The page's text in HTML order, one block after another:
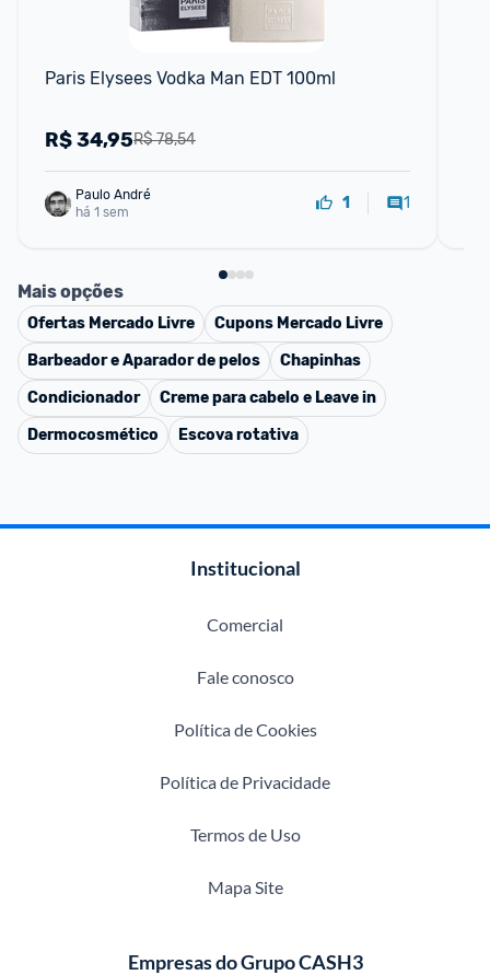
Paris Elysees Vodka Man EDT 100ml
R$ 78,54
R$34,95
Paulo André
há 1 sem
1 1
Mais opções
Ofertas Mercado Livre Cupons Mercado Livre
Barbeador e Aparador de pelos
Chapinhas
Condicionador
Creme para cabelo e Leave in
Dermocosmético
Escova rotativa
Institucional
Comercial
Fale conosco
Política de Cookies
Política de Privacidade
Termos de Uso
Mapa Site
Empresas do Grupo CASH3